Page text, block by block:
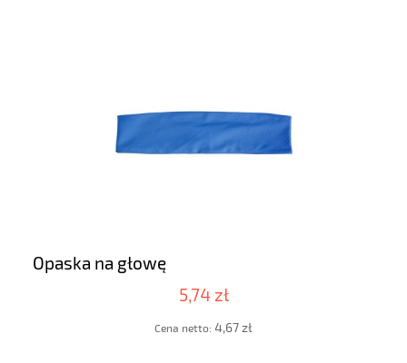
Opaska na głowę
5,74 zł
Cena netto: 4,67 zł